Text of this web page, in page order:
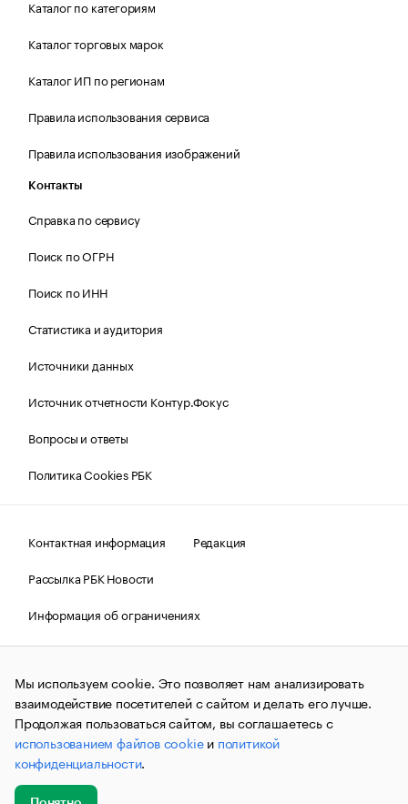
Каталог по категориям
Каталог торговых марок
Каталог ИП по регионам
Правила использования сервиса
Правила использования изображений
Контакты
Справка по сервису
Поиск по ОГРН
Поиск по ИНН
Статистика и аудитория
Источники данных
Источник отчетности Контур.Фокус
Вопросы и ответы
Политика Cookies РБК
Контактная информация
Редакция
Рассылка РБК Новости
Информация об ограничениях
Правовая информация
О соблюдении авторских прав
© АО «РОСБИЗНЕСКОНСАЛТИНГ»,1995–2026.Сообщения
и материалы информационного агентства «РБК»
(зарегистрировано Федеральной службой по надзору в сфере
связи, информационных технологий и массовых
коммуникаций (Роскомнадзор) 09.12.2015 за номером ИА
№ФС77-63848) сопровождаются пометкой «РБК». Отдельные
публикации могут содержать информацию,
не предназначенную для пользователей
Мы используем cookie. Это позволяет нам анализировать
взаимодействие посетителей с сайтом и делать его лучше.
Продолжая пользоваться сайтом, вы соглашаетесь с
использованием файлов cookieи политикой
конфиденциальности.